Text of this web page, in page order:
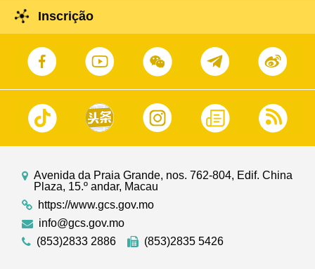
Inscrição
Avenida da Praia Grande, nos. 762-804, Edif. China
Plaza, 15.º andar, Macau
https://www.gcs.gov.mo
info@gcs.gov.mo
(853)2833 2886
(853)2835 5426